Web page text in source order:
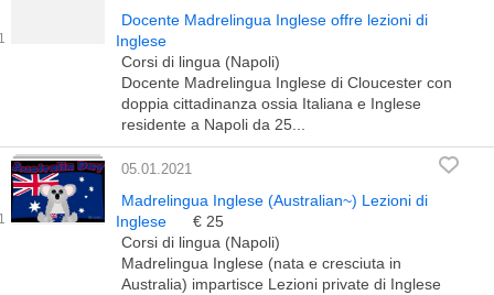
Docente Madrelingua Inglese offre lezioni di
Inglese
Corsi di lingua (Napoli)
Docente Madrelingua Inglese di Cloucester con
doppia cittadinanza ossia Italiana e Inglese
residente a Napoli da 25...
05.01.2021
Madrelingua Inglese (Australian~) Lezioni di
Inglese
€ 25
Corsi di lingua (Napoli)
Madrelingua Inglese (nata e cresciuta in
Australia) impartisce Lezioni private di Inglese